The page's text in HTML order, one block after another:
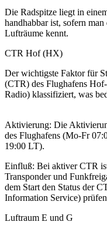
Die Radspitze liegt in
handhabbar ist, sofern
Lufträume kennt.
CTR Hof (HX)
Der wichtigste Faktor für
(CTR) des Flughafens
Radio) klassifiziert, was
Aktivierung: Die
des Flughafens (Mo-Fr
19:00 LT).
Einfluß: Bei aktiver CTR
Transponder und
dem Start den Status der
Information Service)
Luftraum E und G